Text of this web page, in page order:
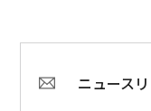
ニュース